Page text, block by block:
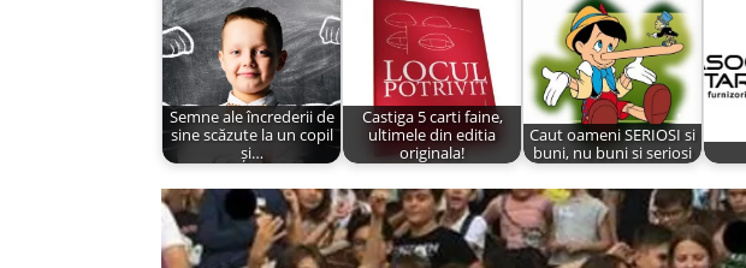
Semne ale încrederii de
sine scăzute la un copil
și…
Castiga 5 carti faine,
ultimele din editia
originala!
Caut oameni SERIOSI si
buni, nu buni si seriosi